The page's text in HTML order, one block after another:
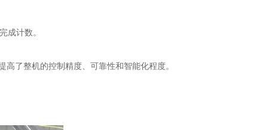
成计数。
了整机的控制精度、可靠性和智能化程度。